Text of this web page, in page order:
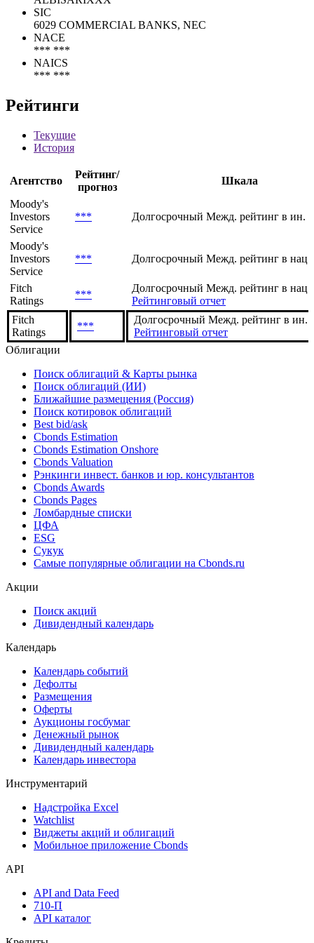
SIC
6029 COMMERCIAL BANKS, NEC
NACE
*** ***
NAICS
*** ***
Рейтинги
Текущие
История
Агентство
Рейтинг/
прогноз
Шкала
Moody's
Investors
Service
*** Долгосрочный Межд. рейтинг в ин.
Moody's
Investors
Service
*** Долгосрочный Межд. рейтинг в нац.
Fitch
Ratings
***
Долгосрочный Межд. рейтинг в нац.
Рейтинговый отчет
Fitch
Ratings
***
Долгосрочный Межд. рейтинг в ин.
Рейтинговый отчет
Облигации
Поиск облигаций & Карты рынка
Поиск облигаций (ИИ)
Ближайшие размещения (Россия)
Поиск котировок облигаций
Best bid/ask
Cbonds Estimation
Cbonds Estimation Onshore
Cbonds Valuation
Рэнкинги инвест. банков и юр. консультантов
Cbonds Awards
Cbonds Pages
Ломбардные списки
ЦФА
ESG
Сукук
Самые популярные облигации на Cbonds.ru
Акции
Поиск акций
Дивидендный календарь
Календарь
Календарь событий
Дефолты
Размещения
Оферты
Аукционы госбумаг
Денежный рынок
Дивидендный календарь
Календарь инвестора
Инструментарий
Надстройка Excel
Watchlist
Виджеты акций и облигаций
Мобильное приложение Cbonds
API
API and Data Feed
710-П
API каталог